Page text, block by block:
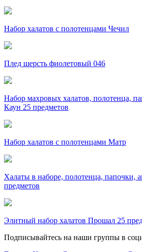
Набор халатов с полотенцами Чечил
Плед шерсть фиолетовый 046
Набор махровых халатов, полотенца,
Каун 25 предметов
Набор халатов с полотенцами Матр
Халаты в наборе, полотенца, папочки,
предметов
Элитный набор халатов Прошал 25
Подписывайтесь на наши группы в